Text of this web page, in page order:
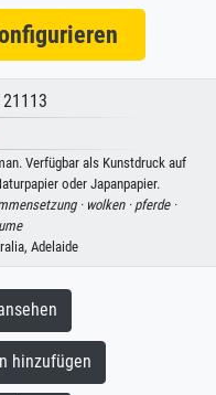
Verfügbar als Kunstdruck auf
oder Japanpapier.
· wolken · pferde ·
Adelaide
hinzufügen